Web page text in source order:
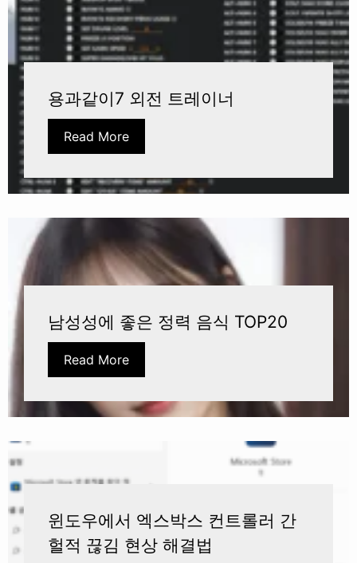
용과같이7 외전 트레이너
Read More
남성성에 좋은 정력 음식 TOP20
Read More
윈도우에서 엑스박스 컨트롤러 간
헐적 끊김 현상 해결법